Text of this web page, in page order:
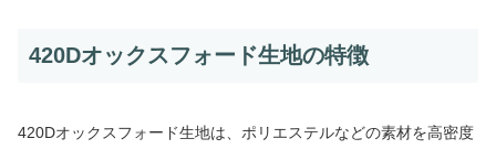
420Dオックスフォード生地の特徴
420Dオックスフォード生地は、ポリエステルなどの素材を高密度